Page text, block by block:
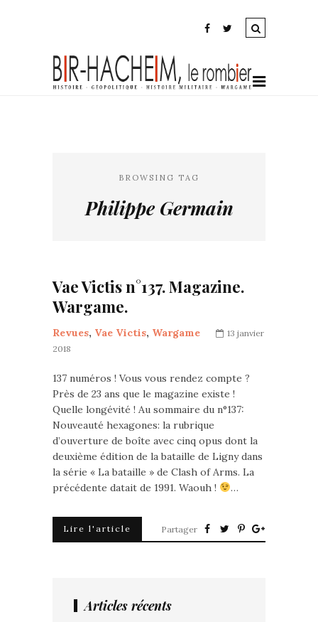
BROWSING TAG
Philippe Germain
Vae Victis n°137. Magazine.
Wargame.
Revues, Vae Victis, Wargame
13 janvier
2018
137 numéros ! Vous vous rendez compte ?
Près de 23 ans que le magazine existe !
Quelle longévité ! Au sommaire du n°137:
Nouveauté hexagones: la rubrique
d’ouverture de boîte avec cinq opus dont la
deuxième édition de la bataille de Ligny dans
la série « La bataille » de Clash of Arms. La
précédente datait de 1991. Waouh !
…
Lire l'article Partager
Articles récents